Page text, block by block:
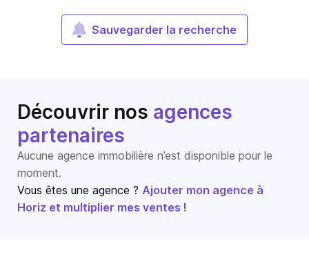
Sauvegarder la recherche
Découvrir nos agences
partenaires
Aucune agence immobilière n’est disponible pour le
moment.
Vous êtes une agence ? Ajouter mon agence à
Horiz et multiplier mes ventes !